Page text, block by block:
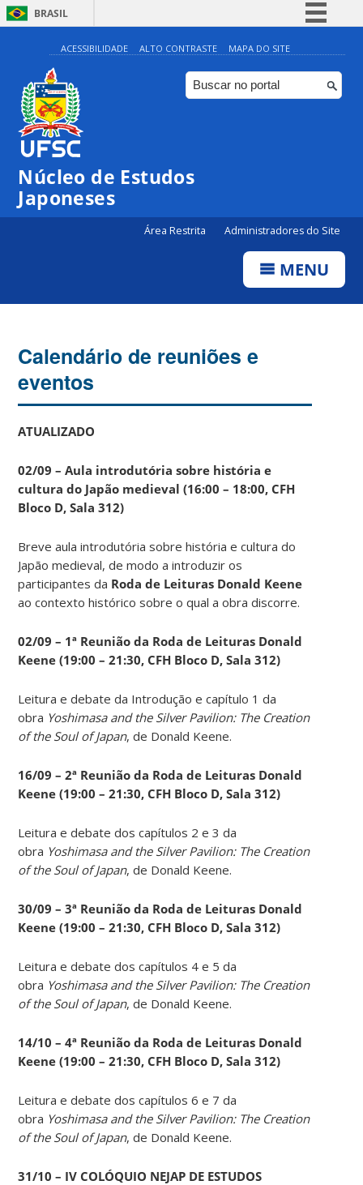
BRASIL
Simplifique!
Comunica BR
Participe
ACESSIBILIDADE ALTO CONTRASTE MAPA DO SITE
Núcleo de Estudos
Japoneses
Área Restrita Administradores do Site
MENU
Calendário de reuniões e
eventos
ATUALIZADO
02/09 – Aula introdutória sobre história e
cultura do Japão medieval (16:00 – 18:00, CFH
Bloco D, Sala 312)
Breve aula introdutória sobre história e cultura do
Japão medieval, de modo a introduzir os
participantes da Roda de Leituras Donald Keene
ao contexto histórico sobre o qual a obra discorre.
02/09 – 1ª Reunião da Roda de Leituras Donald
Keene (19:00 – 21:30, CFH Bloco D, Sala 312)
Leitura e debate da Introdução e capítulo 1 da
obra Yoshimasa and the Silver Pavilion: The Creation
of the Soul of Japan, de Donald Keene.
16/09 – 2ª Reunião da Roda de Leituras Donald
Keene (19:00 – 21:30, CFH Bloco D, Sala 312)
Leitura e debate dos capítulos 2 e 3 da
obra Yoshimasa and the Silver Pavilion: The Creation
of the Soul of Japan, de Donald Keene.
30/09 – 3ª Reunião da Roda de Leituras Donald
Keene (19:00 – 21:30, CFH Bloco D, Sala 312)
Leitura e debate dos capítulos 4 e 5 da
obra Yoshimasa and the Silver Pavilion: The Creation
of the Soul of Japan, de Donald Keene.
14/10 – 4ª Reunião da Roda de Leituras Donald
Keene (19:00 – 21:30, CFH Bloco D, Sala 312)
Leitura e debate dos capítulos 6 e 7 da
obra Yoshimasa and the Silver Pavilion: The Creation
of the Soul of Japan, de Donald Keene.
31/10 – IV COLÓQUIO NEJAP DE ESTUDOS